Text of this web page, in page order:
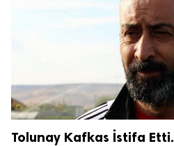
Tolunay Kafkas İstifa Etti.